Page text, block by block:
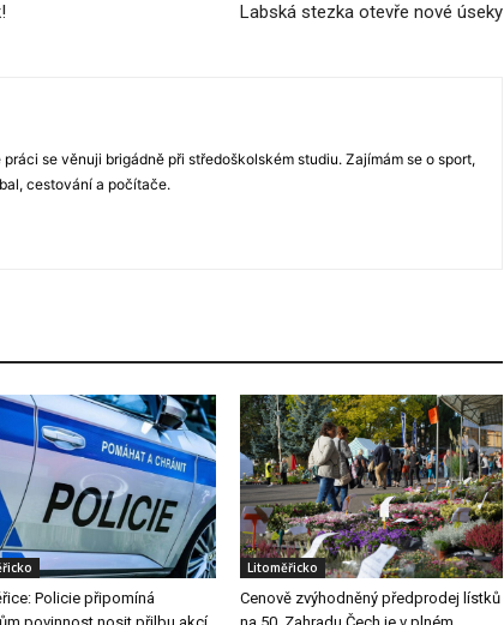
Labská stezka otevře nové úseky
se věnuji brigádně při středoškolském studiu. Zajímám se o sport,
cestování a počítače.
Policie připomíná
Litoměřicko
Cenově zvýhodněný předprodej lístků